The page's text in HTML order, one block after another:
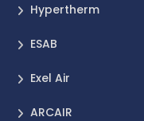
Hypertherm
ESAB
Exel Air
ARCAIR